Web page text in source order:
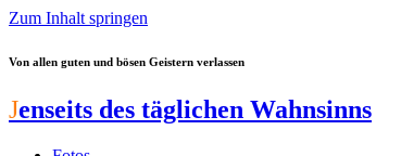
Zum Inhalt springen
Von allen guten und bösen Geistern verlassen
Jenseits des täglichen Wahnsinns